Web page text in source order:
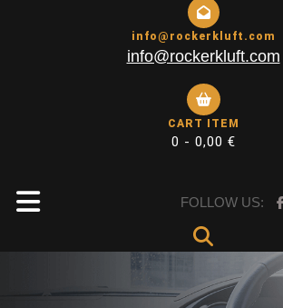
info@rockerkluft.com
info@rockerkluft.com
CART ITEM
0 - 0,00 €
Open
FOLLOW US: